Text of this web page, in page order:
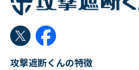
攻撃遮断くんの特徴